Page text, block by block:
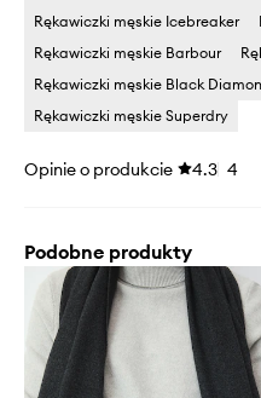
Rękawiczki męskie Icebreaker
Rękawiczki męskie Barbour
Rękawiczki męskie Black
Rękawiczki męskie Superdry
Opinie o produkcie 4.3 4
Podobne produkty